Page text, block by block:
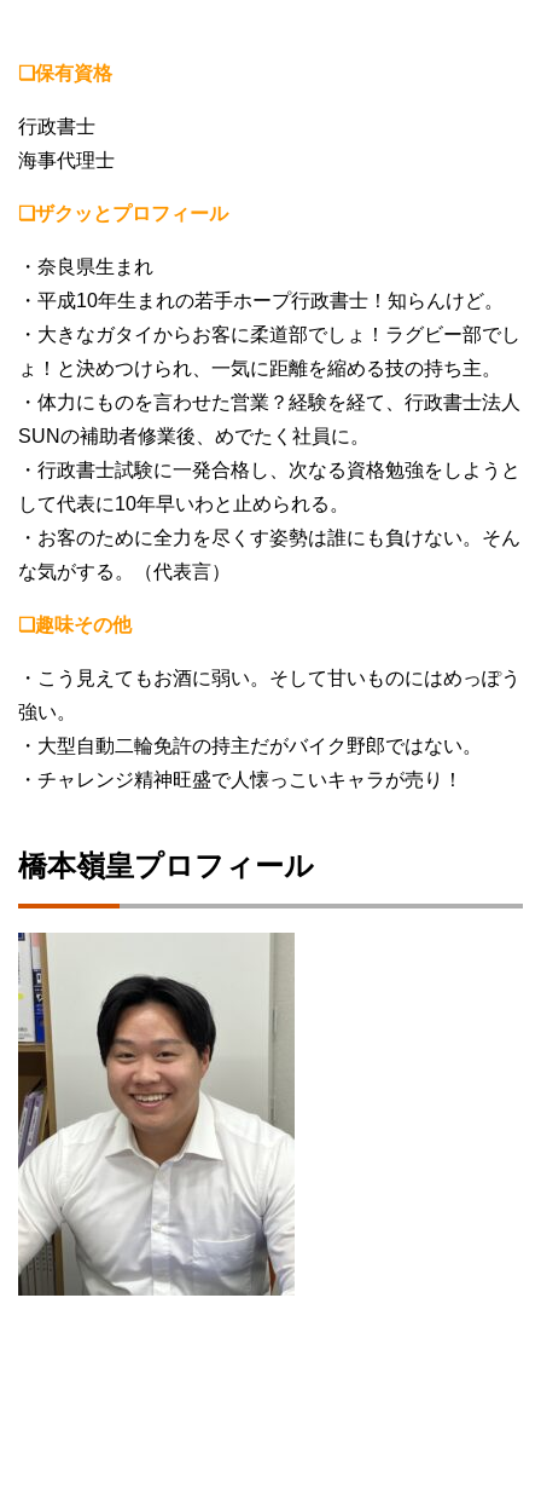
❏保有資格
行政書士
海事代理士
❏ザクッとプロフィール
・奈良県生まれ
・平成10年生まれの若手ホープ行政書士！知らんけど。
・大きなガタイからお客に柔道部でしょ！ラグビー部でし
ょ！と決めつけられ、一気に距離を縮める技の持ち主。
・体力にものを言わせた営業？経験を経て、行政書士法人
SUNの補助者修業後、めでたく社員に。
・行政書士試験に一発合格し、次なる資格勉強をしようと
して代表に10年早いわと止められる。
・お客のために全力を尽くす姿勢は誰にも負けない。そん
な気がする。（代表言）
❏趣味その他
・こう見えてもお酒に弱い。そして甘いものにはめっぽう
強い。
・大型自動二輪免許の持主だがバイク野郎ではない。
・チャレンジ精神旺盛で人懐っこいキャラが売り！
橋本嶺皇プロフィール